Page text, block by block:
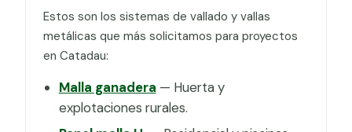
Estos son los sistemas de vallado y vallas
metálicas que más solicitamos para proyectos
en Catadau:
Malla ganadera — Huerta y
explotaciones rurales.